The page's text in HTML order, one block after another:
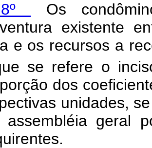
Os
existente
e os recursos a
se refere o
dos
unidades,
assembléia geral